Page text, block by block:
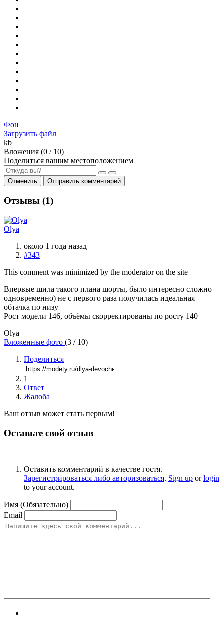
Фон
Загрузить файл
kb
Вложения (0 / 10)
Поделиться вашим местоположением
Отменить Отправить комментарий
Отзывы (1)
Olya
около 1 года назад
#343
This comment was minimized by the moderator on the site
Впервые шила такого плана шорты, было интересно сложно
одновременно) не с первого раза получилась идеальная
обтачка по низу
Рост модели 146, объёмы скорректированы по росту 140
Olya
Вложенные фото (3 / 10)
Поделиться
1
Ответ
Жалоба
Ваш отзыв может стать первым!
Оставьте свой отзыв
Оставить комментарий в качестве гостя.
Зарегистрироваться либо авторизоваться. Sign up orlogin
to your account.
Имя (Обязательно)
Email